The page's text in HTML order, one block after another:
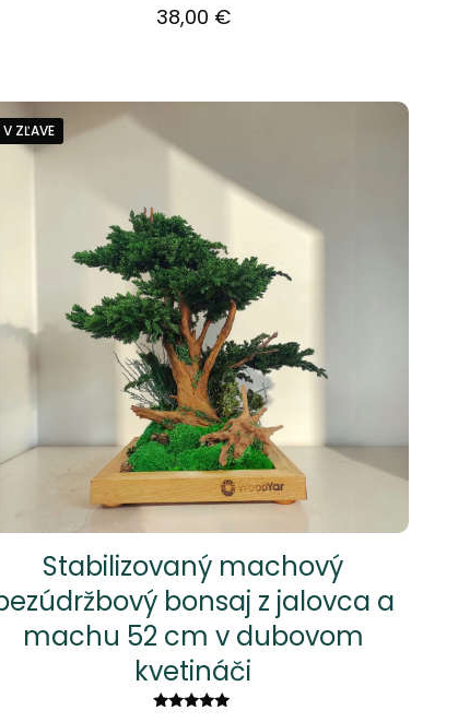
38,00 €
V ZĽAVE
Stabilizovaný machový
bonsaj z jalovca a
machu 52 cm v dubovom
kvetináči